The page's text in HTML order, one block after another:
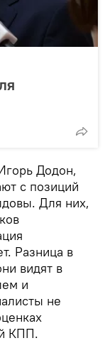
Додон,
с позиций
Для них,
Разница в
видят в
и
не
КПП.